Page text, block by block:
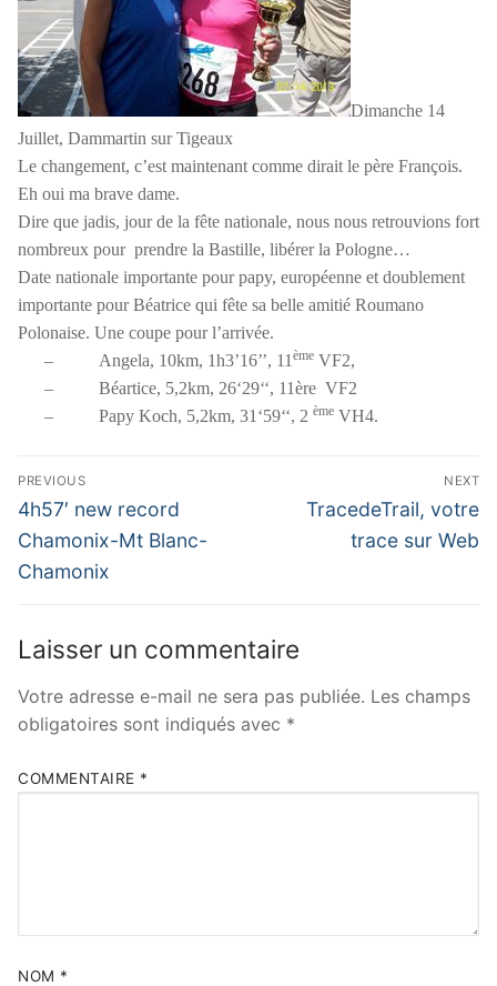
Dimanche 14
Juillet, Dammartin sur Tigeaux
Le changement, c’est maintenant comme dirait le père François.
Eh oui ma brave dame.
Dire que jadis, jour de la fête nationale, nous nous retrouvions fort
nombreux pour prendre la Bastille, libérer la Pologne…
Date nationale importante pour papy, européenne et doublement
importante pour Béatrice qui fête sa belle amitié Roumano
Polonaise. Une coupe pour l’arrivée.
–
Angela, 10km, 1h3’16’’, 11 ème VF2,
–
Béartice, 5,2km, 26‘29‘‘, 11ère VF2
–
Papy Koch, 5,2km, 31‘59‘‘, 2 ème VH4.
Navigation
de
l’article
PREVIOUS
Previous
post:
4h57′ new record
Chamonix-Mt Blanc-
Chamonix
NEXT
Next
TracedeTrail, votre
trace sur Web
Laisser un commentaire
Votre adresse e-mail ne sera pas publiée. Les champs
obligatoires sont indiqués avec *
COMMENTAIRE *
NOM *